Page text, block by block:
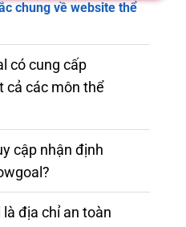
tin quý giá giúp phân tích
cược và người hâm mộ
dõi
đội yêu thích, kể cả khi
Còn với giới cá cược, kết
chung về website thể
có cung cấp
cả các môn thể
cập nhận định
địa chỉ an toàn